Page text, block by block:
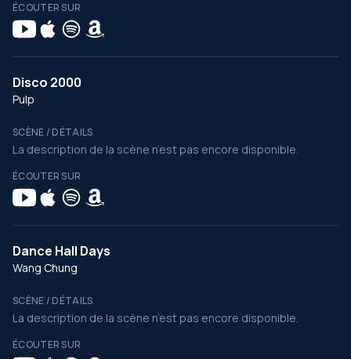
ÉCOUTER SUR
Disco 2000
Pulp
SCÈNE / DÉTAILS
La description de la scène n’est pas encore disponible.
ÉCOUTER SUR
Dance Hall Days
Wang Chung
SCÈNE / DÉTAILS
La description de la scène n’est pas encore disponible.
ÉCOUTER SUR